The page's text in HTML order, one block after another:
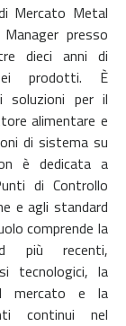
Mercato Metal
presso
dieci anni di
dei prodotti. È
soluzioni per il
alimentare e
di sistema su
è dedicata a
di Controllo
e agli standard
comprende la
più recenti,
tecnologici, la
mercato e la
continui nel